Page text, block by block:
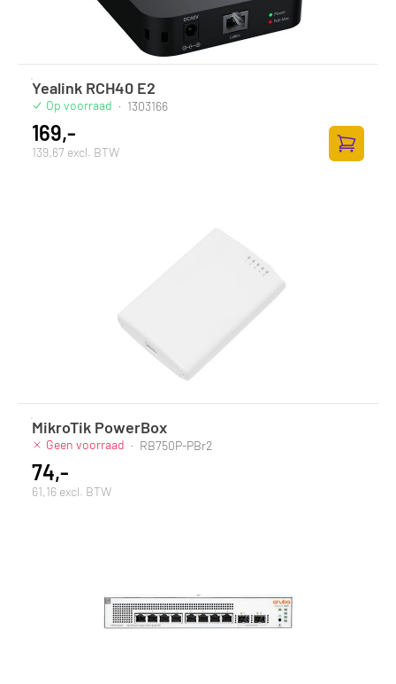
Yealink RCH40 E2
Op voorraad · 1303166
169,-
139,67 excl. BTW
MikroTik PowerBox
Geen voorraad · RB750P-PBr2
74,-
61,16 excl. BTW